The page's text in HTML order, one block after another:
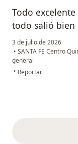
Todo
todo salió bien
3 de julio de 2026
• SANTA FE Centro
general
• en opinión del
Reportar